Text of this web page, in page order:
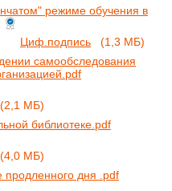
режиме обучения в
Циф.подпись
(1,3 МБ)
самообследования
(2,1 МБ)
библиотеке.pdf
(4,0 МБ)
продленного дня .pdf